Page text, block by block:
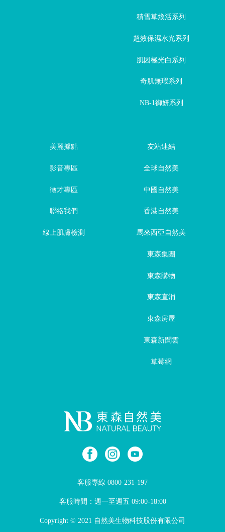
客服專線 0800-231-197
客服時間：週一至週五 09:00-18:00
Copyright © 2021 自然美生物科技股份有限公司
積雪草煥活系列
超效保濕水光系列
肌因極光白系列
奇肌無瑕系列
NB-1御妍系列
美麗據點
影音專區
徵才專區
聯絡我們
線上肌膚檢測
友站連結
全球自然美
中國自然美
香港自然美
馬來西亞自然美
東森集團
東森購物
東森直消
東森房屋
東森新聞雲
草莓網